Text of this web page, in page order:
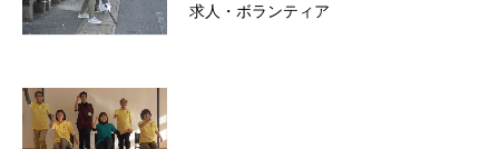
求人・ボランティア